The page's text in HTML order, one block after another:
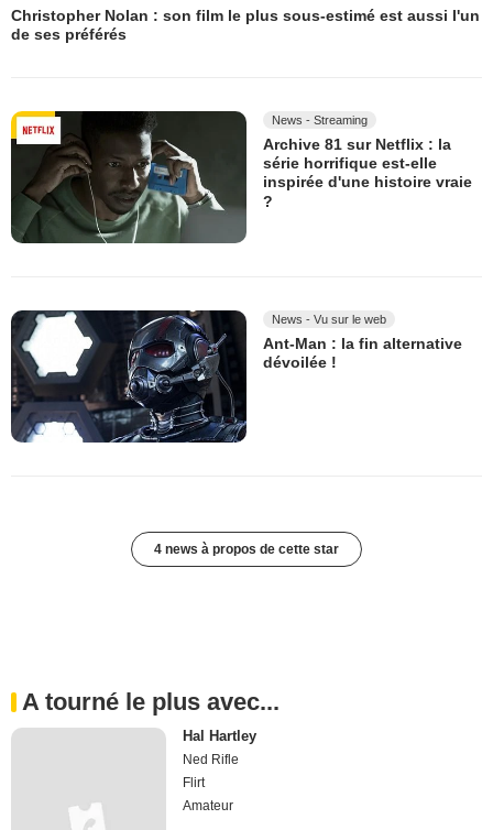
Christopher Nolan : son film le plus sous-estimé est aussi l'un
de ses préférés
News - Streaming
Archive 81 sur Netflix : la
série horrifique est-elle
inspirée d'une histoire vraie
?
News - Vu sur le web
Ant-Man : la fin alternative
dévoilée !
4 news à propos de cette star
A tourné le plus avec...
Hal Hartley
Ned Rifle
Flirt
Amateur